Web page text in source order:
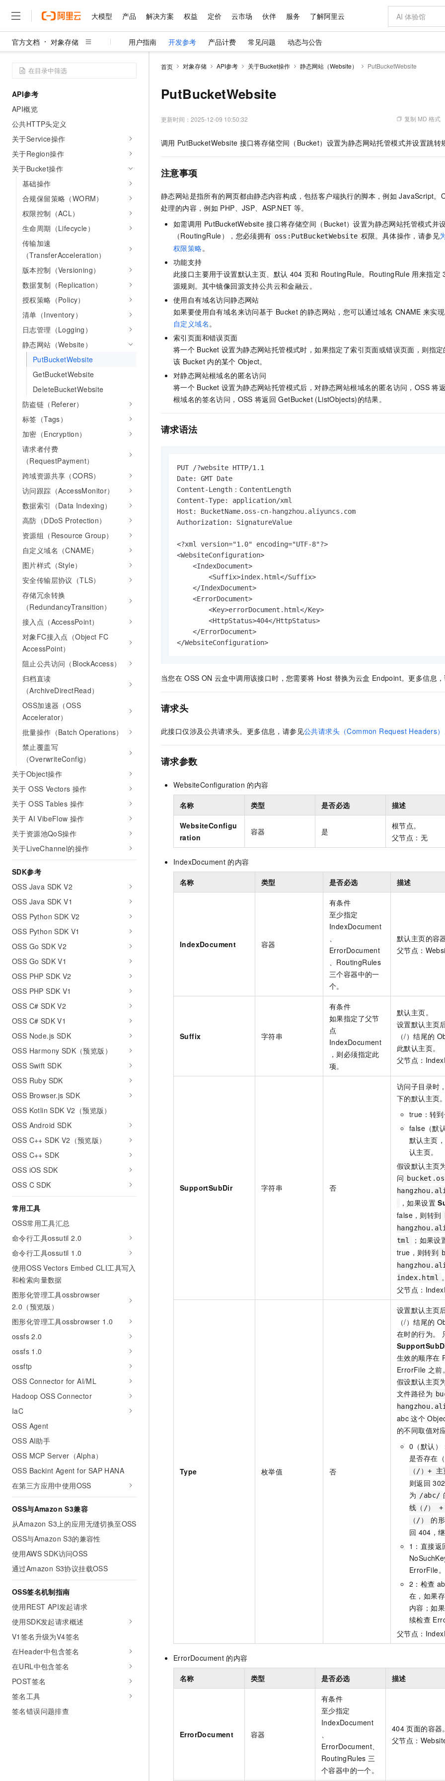
大模型 产品 解决方案 权益 定价 云市场 伙伴 服务 了解阿里云
官方文档 对象存储 用户指南 开发参考 产品计费 常见问题 动态与公告
API参考
API概览
公共HTTP头定义
关于Service操作
关于Region操作
关于Bucket操作
基础操作
合规保留策略（WORM）
权限控制（ACL）
生命周期（Lifecycle）
传输加速
（TransferAcceleration）
版本控制（Versioning）
数据复制（Replication）
授权策略（Policy）
清单（Inventory）
日志管理（Logging）
静态网站（Website）
PutBucketWebsite
GetBucketWebsite
DeleteBucketWebsite
防盗链（Referer）
标签（Tags）
加密（Encryption）
请求者付费
（RequestPayment）
跨域资源共享（CORS）
访问跟踪（AccessMonitor）
数据索引（Data Indexing）
高防（DDoS Protection）
资源组（Resource Group）
自定义域名（CNAME）
图片样式（Style）
安全传输层协议（TLS）
存储冗余转换
（RedundancyTransition）
接入点（AccessPoint）
对象FC接入点（Object FC
AccessPoint）
阻止公共访问（BlockAccess）
归档直读
（ArchiveDirectRead）
OSS加速器（OSS
Accelerator）
批量操作（Batch Operations）
禁止覆盖写
（OverwriteConfig）
关于Object操作
关于 OSS Vectors 操作
关于 OSS Tables 操作
关于 AI VibeFlow 操作
关于资源池QoS操作
关于LiveChannel的操作
SDK参考
OSS Java SDK V2
OSS Java SDK V1
OSS Python SDK V2
OSS Python SDK V1
OSS Go SDK V2
OSS Go SDK V1
OSS PHP SDK V2
OSS PHP SDK V1
OSS C# SDK V2
OSS C# SDK V1
OSS Node.js SDK
OSS Harmony SDK（预览版）
OSS Swift SDK
OSS Ruby SDK
OSS Browser.js SDK
OSS Kotlin SDK V2（预览版）
OSS Android SDK
OSS C++ SDK V2（预览版）
OSS C++ SDK
OSS iOS SDK
OSS C SDK
常用工具
OSS常用工具汇总
命令行工具ossutil 2.0
命令行工具ossutil 1.0
使用OSS Vectors Embed CLI工具写入
和检索向量数据
图形化管理工具ossbrowser
2.0（预览版）
图形化管理工具ossbrowser 1.0
ossfs 2.0
ossfs 1.0
ossftp
OSS Connector for AI/ML
Hadoop OSS Connector
IaC
OSS Agent
OSS AI助手
OSS MCP Server（Alpha）
OSS Backint Agent for SAP HANA
在第三方应用中使用OSS
OSS与Amazon S3兼容
从Amazon S3上的应用无缝切换至OSS
OSS与Amazon S3的兼容性
使用AWS SDK访问OSS
通过Amazon S3协议挂载OSS
OSS签名机制指南
使用REST API发起请求
使用SDK发起请求概述
V1签名升级为V4签名
在Header中包含签名
在URL中包含签名
POST签名
签名工具
签名错误问题排查
首页 对象存储 API参考 关于Bucket操作 静态网站（Website） PutBucketWebsite
PutBucketWebsite
更新时间： 2025-12-09 10:50:32 复制 MD 格式
调用 PutBucketWebsite 接口将存储空间（Bucket）设置为静态网站托管模式并设置跳转
注意事项
静态网站是指所有的网页都由静态内容构成，包括客户端执行的脚本，例如 JavaScript。
处理的内容，例如 PHP、JSP、ASP.NET 等。
如需调用 PutBucketWebsite 接口将存储空间（Bucket）设置为静态网站托管模式并
（RoutingRule），您必须拥有 oss:PutBucketWebsite 权限。具体操作，请参见
权限策略。
功能支持
此接口主要用于设置默认主页、默认 404 页和 RoutingRule。RoutingRule 用来指定
源规则。 其中镜像回源支持公共云和金融云。
使用自有域名访问静态网站
如果要使用自有域名来访问基于 Bucket 的静态网站，您可以通过域名 CNAME 来实
自定义域名。
索引页面和错误页面
将一个 Bucket 设置为静态网站托管模式时，如果指定了索引页面或错误页面，则指
该 Bucket 内的某个 Object。
对静态网站根域名的匿名访问
将一个 Bucket 设置为静态网站托管模式后，对静态网站根域名的匿名访问，OSS 将
根域名的签名访问，OSS 将返回 GetBucket (ListObjects)的结果。
请求语法
PUT /?website HTTP/1.1
Date: GMT Date
Content-Length：ContentLength
Content-Type: application/xml
Host: BucketName.oss-cn-hangzhou.aliyuncs.com
Authorization: SignatureValue
<?xml version="1.0" encoding="UTF-8"?>
<WebsiteConfiguration>
    <IndexDocument>
        <Suffix>index.html</Suffix>
    </IndexDocument>
    <ErrorDocument>
        <Key>errorDocument.html</Key>
        <HttpStatus>404</HttpStatus>
    </ErrorDocument>
</WebsiteConfiguration>
当您在 OSS ON 云盒中调用该接口时，您需要将 Host 替换为云盒 Endpoint。更多信息
请求头
此接口仅涉及公共请求头。更多信息，请参见公共请求头（Common Request Headers）
请求参数
WebsiteConfiguration 的内容
名称 类型 是否必选 描述
WebsiteConfigu
ration
容器 是
根节点。
父节点：无
IndexDocument 的内容
名称 类型 是否必选 描述
IndexDocument 容器
有条件
至少指定
IndexDocument
ErrorDocument
、RoutingRules
三个容器中的一
个。
默认主页的容器
父节点：
Suffix 字符串
有条件
如果指定了父节
点
IndexDocument
，则必须指定此
项。
默认主页。
设置默认主页
（/）结尾的
此默认主页。
父节点：
SupportSubDir 字符串 否
访问子目录时
下的默认主页
true ：转
false （默
默认主页
认主页。
假设默认主页
问
，如果设置
false，则转到
tml
；如果设
true，则转到
index.html
。
父节点：
Type 枚举值 否
设置默认主页
（/）结尾的
在时的行为。
生效的顺序在
ErrorFile 之前。
假设默认主页
文件路径为
abc 这个
的不同取值对
0 （默认
是否存在
（/）+ 主
则返回
为 /abc/
线（/）
（/）
的
回 404，
1 ：直接返
ErrorFile。
2 ：检查
在，如果
内容；如
续检查
父节点：
ErrorDocument 的内容
名称 类型 是否必选 描述
ErrorDocument 容器
有条件
至少指定
IndexDocument
ErrorDocument、
RoutingRules 三
个容器中的一个。
404 页面的容器。
父节点：
大模型
千问AI平台 大模型
能看、能想、能动手的多模态智能体模型
视觉 Coding、空间感知、多模态思考等全面升级
旗舰 MoE 大模型，百万上下文与顶尖推理能力
1M上下文，专为长程任务能力而生
图生视频，流
大模型服务
千问AI平台-Token Plan NEW
个人版上线、团队版降价；千问3.8-Max首发发尝鲜
千问AI平台-模型体验
在线体验全尺寸、多种模态的模型效果
Happy 系列大模型
新一代 AI 视频生成模型，深度适配广告营销等场景
大模型服务平台百炼-应用模版
大模型服务平台百炼-智能体
人工智能平台 PAI
万有无界
秒悟
大模型解决方案
超强辅助，
产品
精选产品
计算
容器
存储
网络与CDN
安全
中间件
数据库
大数据计算
媒体服务
企业服务与云通信
域名与网站
终端用户计算
Serverless
开发工具
迁移与运维管理
专有云
精选产品
多元化、高性能、安全可靠的大模型服务
无影云电脑
随时随地安全接入的云上超级电脑
云解析DNS
云原生大数据计算服务 MaxCompute
面向分析的企业级SaaS模式云数据仓库
人工智能平台 PAI 大模型
一站式AI开发、训练和推理服务
容器服务 Kubernetes 版 ACK
提供一站式管理容器应用的 K8s 服务
Qoder
面向真实软件
云防火墙
解决方案
精选解决方案
互联网应用开发
大数据
安全
网络
可观测
上云与迁云
企业出海
政企业务
精选解决方案
HappyHorse 打造一站式影视创作平台
可视化编排打通从文字构思到成片全链路闭环
快速拥有专属 OpenClaw
Hermes Agent，打造自进化智能体
自主进化，持久记忆，越用越聪明
轻松解锁专属
5 分钟轻松
权益 普惠上云
推荐新用户得奖励，单订单最高返9万
云工开物
高校专属算力普惠，学生认证享300元代金券
免费试用
解决方案免费试用 新老同享
最高领取价值200元试用点，立即开启云上创新
AI 产品 免费试用
1亿+ 大模型 tokens 和 30+ 款产品免费体验
140+云产品 免费试用
产品新客免费试用，最长12个月
大模型ACA认证体验
助力企业全员 AI 认知与能力提升
AI 特惠
Token Plan 模型订阅计划 NEW
Qwen3.8-Max 首发尝鲜，限时加量 10 倍，夜间低至2折
万小智 AI 建站低至 15元/月
送.CN域名，送备案服务码
Night Plan 支持 Qwen 3.8-Max
夜间 5 折，Qwen/Meoo/TokenPlan 客户专享
AI 场景体
从图文生成到
AI 广告创作
图文、视频一
AI 短剧/漫剧
AI 办公
AI智能应用，
自动承接线索
定价 产品定价
了解云产品的定价详情
云上成本管理
管理和优化成本
价格计算器
自助选配和估算价格
配置报价
云市场 精选商城
多端小程序
观测云
Tuya 物联网平台阿里云版
电子合同
Tableau 订阅
生态解决方案
行业生态解决方案
开发者生态解决方案
AI 开发和 AI 应用解决方案
数据与 API
OCR 文字识别
快递物流查询
企业应用
CRM
OA 办公系统
基础软件
JAVA
WordPress
Ubuntu
Red Hat
建站系统
伙伴 成为销售伙伴
咨询伙伴
销售伙伴合作计划
无影生态合作计划
Consulting Partner 合作计划
成为产品伙伴 产品伙伴
云网络合作
成为服务伙
服务生态伙伴
服务 售前咨询
自助服务
在线服务
短信专区
企业增值服务
企业成长
阿里云认证
信息公告
了解阿里云 为什么选择阿里云
技术领先
分析师报告
研究报告与白皮书
天池大赛
云开发大赛
入门学习赛
最佳实践
看见新力量
市场活动
云工开物